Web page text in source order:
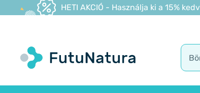
HETI AKCIÓ - Használja ki a 15%